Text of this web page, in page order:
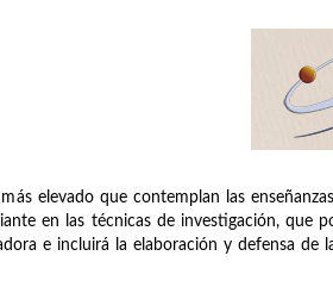
elevado que contemplan las
en las técnicas de investigación, que
e incluirá la elaboración y defensa de